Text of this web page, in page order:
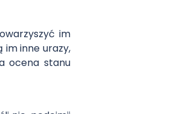
im
im inne urazy,
ocena stanu